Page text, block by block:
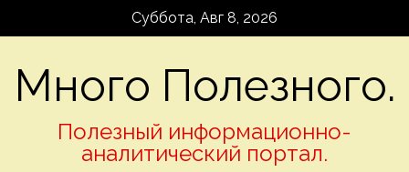
Суббота, Авг 8, 2026
Много Полезного.
Полезный информационно-
аналитический портал.